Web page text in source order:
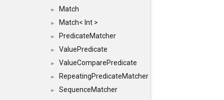
► Match
► Match< Int >
► PredicateMatcher
► ValuePredicate
► ValueComparePredicate
► RepeatingPredicateMatcher
►
SequenceMatcher